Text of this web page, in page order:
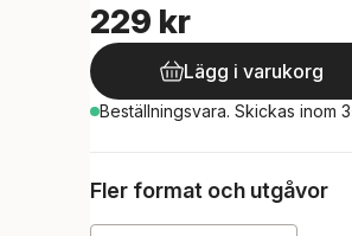
229 kr
Lägg i varukorg
Beställningsvara. Skickas inom
Fler format och utgåvor